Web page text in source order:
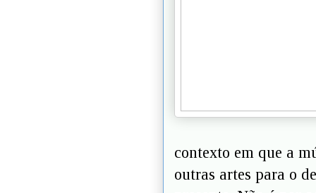
contexto em que a
outras artes para o